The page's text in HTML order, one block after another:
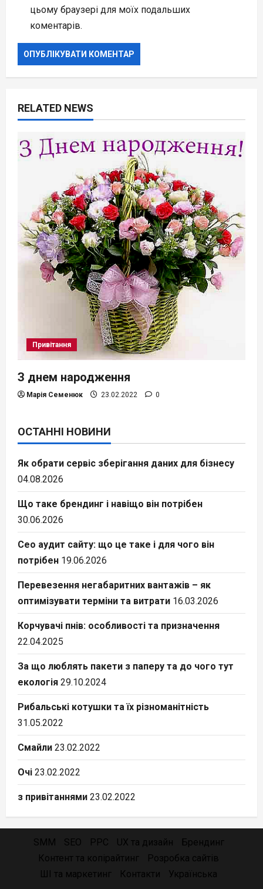
цьому браузері для моїх подальших
коментарів.
RELATED NEWS
Привітання
З днем народження
Марія Семенюк 23.02.2022 0
ОСТАННІ НОВИНИ
Як обрати сервіс зберігання даних для бізнесу
04.08.2026
Що таке брендинг і навіщо він потрібен
30.06.2026
Сео аудит сайту: що це таке і для чого він
потрібен 19.06.2026
Перевезення негабаритних вантажів – як
оптимізувати терміни та витрати 16.03.2026
Корчувачі пнів: особливості та призначення
22.04.2025
За що люблять пакети з паперу та до чого тут
екологія 29.10.2024
Рибальські котушки та їх різноманітність
31.05.2022
Смайли 23.02.2022
Очі 23.02.2022
з привітаннями 23.02.2022
SMM SEO PPC UX та дизайн
Брендинг
Контент та копірайтинг
Розробка сайтів
ШІ та маркетинг
Контакти Українська